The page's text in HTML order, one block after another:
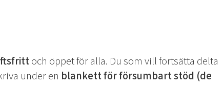
och öppet för alla. Du som vill fortsätta delta
under en blankett för försumbart stöd (de